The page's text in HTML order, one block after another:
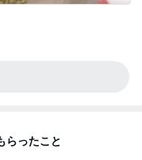
らったこと